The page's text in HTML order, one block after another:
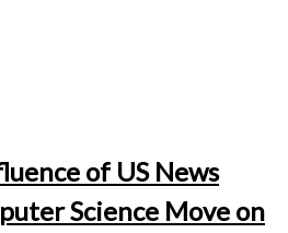
of US News
Science Move on